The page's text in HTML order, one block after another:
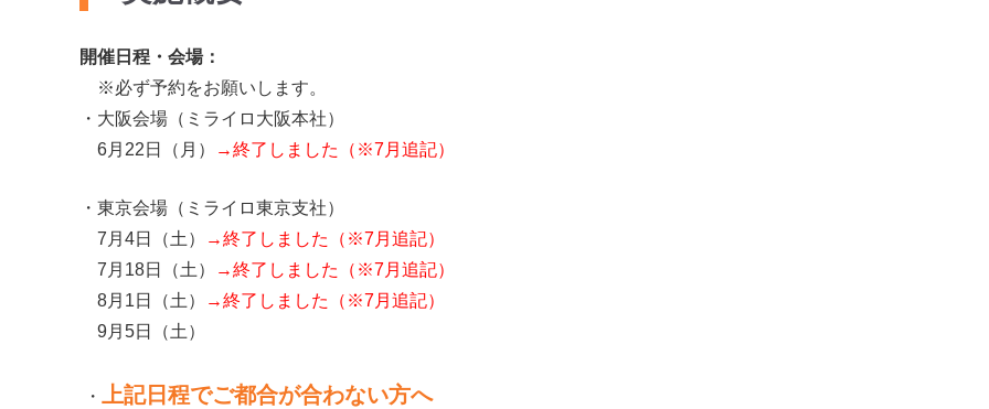
開催日程・会場：
※必ず予約をお願いします。
・大阪会場（ミライロ大阪本社）
6月22日（月）
→終了しました（※7月追記）
・東京会場（ミライロ東京支社）
7月4日（土）
→終了しました（※7月追記）
7月18日（土）
→終了しました（※7月追記）
8月1日（土）
→終了しました（※7月追記）
9月5日（土）
・ 上記日程でご都合が合わない方へ